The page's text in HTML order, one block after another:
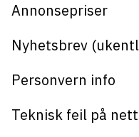
Annonsepriser
Nyhetsbrev
Personvern info
Teknisk feil på